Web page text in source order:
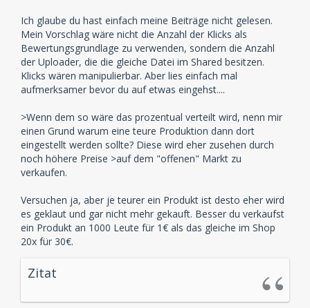
Ich glaube du hast einfach meine Beiträge nicht gelesen.
Mein Vorschlag wäre nicht die Anzahl der Klicks als
Bewertungsgrundlage zu verwenden, sondern die Anzahl
der Uploader, die die gleiche Datei im Shared besitzen.
Klicks wären manipulierbar. Aber lies einfach mal
aufmerksamer bevor du auf etwas eingehst....
>Wenn dem so wäre das prozentual verteilt wird, nenn mir
einen Grund warum eine teure Produktion dann dort
eingestellt werden sollte? Diese wird eher zusehen durch
noch höhere Preise >auf dem "offenen" Markt zu
verkaufen.
Versuchen ja, aber je teurer ein Produkt ist desto eher wird
es geklaut und gar nicht mehr gekauft. Besser du verkaufst
ein Produkt an 1000 Leute für 1€ als das gleiche im Shop
20x für 30€.
Zitat